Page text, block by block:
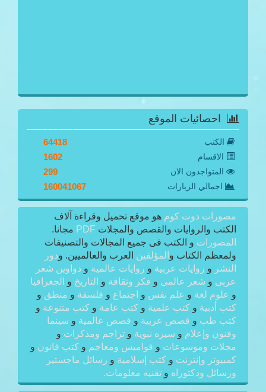
احصائيات الموقع
الكتب 64418
الاقسام 1602
المتواجدون الان 299
اجمالي الزيارات 160041067
مصورات دوت كوم هو موقع تحميل وقراءة آلاف
الكتب والروايات والقصص والمجلات PDF مجانا.
المصورات و الكتب فى جميع المجالات والتصنيفات
ولمعظم الكتاب و المؤلفين العرب والعالميين. ودور
النشر و روايات عربية و روايات عالمية و دواوين شعر
عربى و شعر عالمى و فكر وثقافة و التاريخ و الجغرافيا
و علوم لغة و علم نفس و اجتماع و فلسفة و منطق و
كتب أدبية و كتب علمية و كتب عامة و كتب متنوعة و
كتب طب و قصص عربية و قصص عالمية و سينما
وفنون وإعلام و سيره نبوية و تراجم ومذكرات و
مجلات وموسوعات و قواميس ومعاجم و كتب قانون و
كمبيوتر وإنترنت و كتب إسلامية و رسائل ماجستير
ورسائل ودكتوراه و تقنيه معلومات.